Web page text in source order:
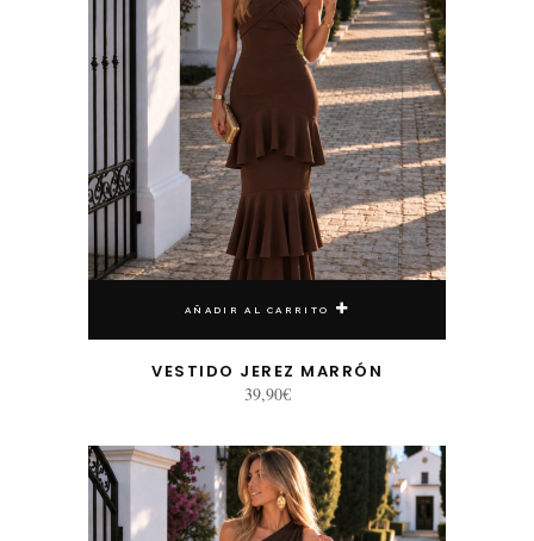
AÑADIR AL CARRITO
VESTIDO JEREZ MARRÓN
39,90€